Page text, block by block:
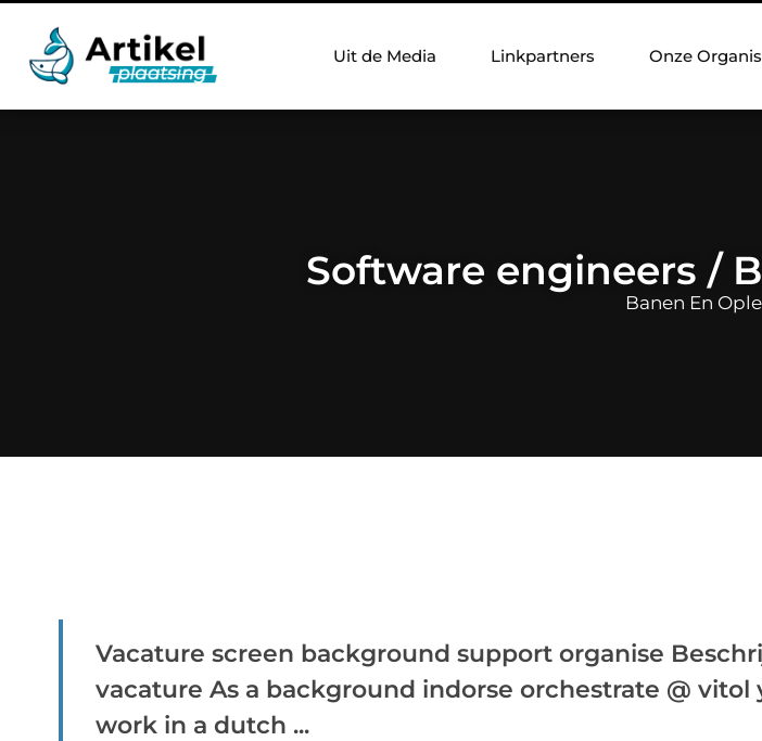
Uit de Media Linkpartners Onze
Software engineers /
Banen En
Vacature screen background support organise
vacature As a background indorse orchestrate @ vitol
work in a dutch ...